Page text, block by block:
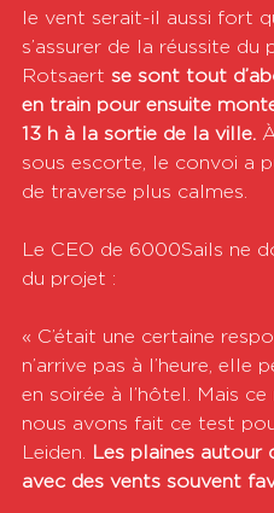
le vent serait-il aussi fort
s’assurer de la réussite du
Rotsaert se sont tout
en train pour ensuite
13 h à la sortie de la ville.
sous escorte, le convoi a
de traverse plus calmes.
Le CEO de 6000Sails ne
du projet :
« C’était une certaine
n’arrive pas à l’heure, elle
en soirée à l’hôtel. Mais ce
nous avons fait ce test
Leiden.
Les plaines autour
avec des vents souvent